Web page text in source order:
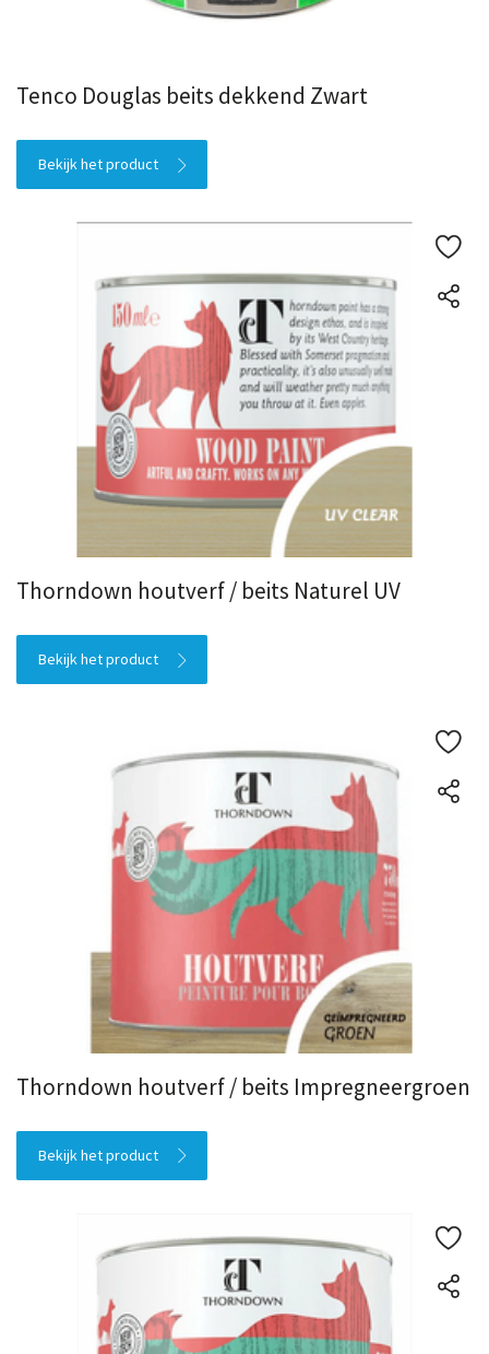
Tenco Douglas beits dekkend Zwart
Bekijk het product
Thorndown houtverf / beits Naturel UV
Bekijk het product
Thorndown houtverf / beits Impregneergroen
Bekijk het product